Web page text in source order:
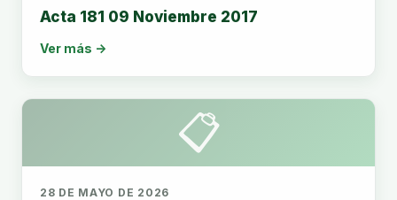
Acta 181 09 Noviembre 2017
Ver más →
📋
28 DE MAYO DE 2026